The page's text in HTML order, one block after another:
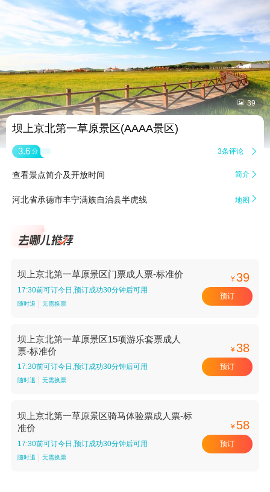
 39
坝上京北第一草原景区(AAAA景区)
3.6 分 3条评论 
查看景点简介及开放时间 简介 
河北省承德市丰宁满族自治县半虎线 地图 
坝上京北第一草原景区门票成人票-标准价
17:30前可订今日,预订成功30分钟后可用
随时退 无需换票
¥39
预订
坝上京北第一草原景区15项游乐套票成人
票-标准价
17:30前可订今日,预订成功30分钟后可用
随时退 无需换票
¥38
预订
坝上京北第一草原景区骑马体验票成人票-标
准价
17:30前可订今日,预订成功30分钟后可用
随时退 无需换票
¥ 58
预订